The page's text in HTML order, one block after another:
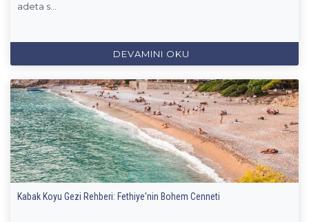
adeta s...
DEVAMINI OKU
Kabak Koyu Gezi Rehberi: Fethiye'nin Bohem Cenneti